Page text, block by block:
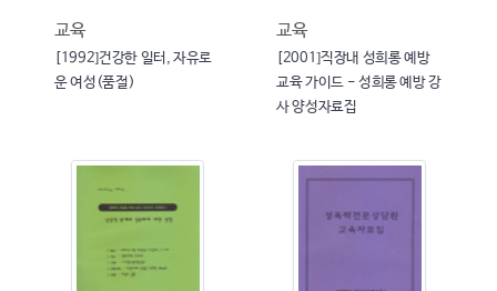
교육
[1992]건강한 일터, 자유로
운 여성(품절)
교육
[2001]직장내 성희롱 예방
교육 가이드 - 성희롱 예방 강
사 양성자료집